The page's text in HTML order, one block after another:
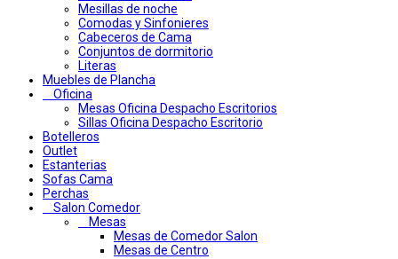
Mesillas de noche
Comodas y Sinfonieres
Cabeceros de Cama
Conjuntos de dormitorio
Literas
Muebles de Plancha
Oficina
Mesas Oficina Despacho Escritorios
Sillas Oficina Despacho Escritorio
Botelleros
Outlet
Estanterias
Sofas Cama
Perchas
Salon Comedor
Mesas
Mesas de Comedor Salon
Mesas de Centro